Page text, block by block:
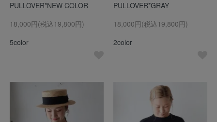
PULLOVER*NEW COLOR
18,000円(税込19,800円)
5color
PULLOVER*GRAY
18,000円(税込19,800円)
2color